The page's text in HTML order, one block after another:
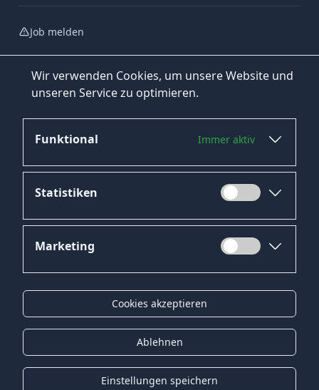
Wir verwenden Cookies, um unsere Website und
unseren Service zu optimieren.
Funktional Immer aktiv
Statistiken
Marketing
Cookies akzeptieren
Ablehnen
Einstellungen speichern
Job melden
Jetzt bewerben
Datenschutz
Impressum
Kontakt
Gender-Hinweis
© 2026 Onyx Consulting GmbH